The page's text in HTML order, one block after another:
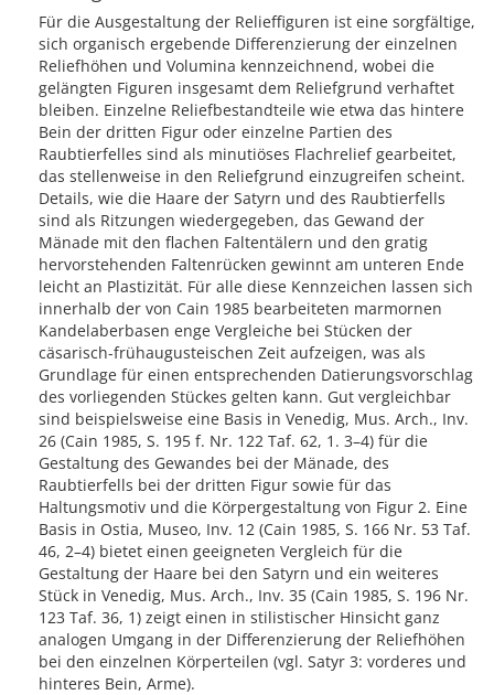
Für die Ausgestaltung der Relieffiguren ist eine sorgfältige,
sich organisch ergebende Differenzierung der einzelnen
Reliefhöhen und Volumina kennzeichnend, wobei die
gelängten Figuren insgesamt dem Reliefgrund verhaftet
bleiben. Einzelne Reliefbestandteile wie etwa das hintere
Bein der dritten Figur oder einzelne Partien des
Raubtierfelles sind als minutiöses Flachrelief gearbeitet,
das stellenweise in den Reliefgrund einzugreifen scheint.
Details, wie die Haare der Satyrn und des Raubtierfells
sind als Ritzungen wiedergegeben, das Gewand der
Mänade mit den flachen Faltentälern und den gratig
hervorstehenden Faltenrücken gewinnt am unteren Ende
leicht an Plastizität. Für alle diese Kennzeichen lassen sich
innerhalb der von Cain 1985 bearbeiteten marmornen
Kandelaberbasen enge Vergleiche bei Stücken der
cäsarisch-frühaugusteischen Zeit aufzeigen, was als
Grundlage für einen entsprechenden Datierungsvorschlag
des vorliegenden Stückes gelten kann. Gut vergleichbar
sind beispielsweise eine Basis in Venedig, Mus. Arch., Inv.
26 (Cain 1985, S. 195 f. Nr. 122 Taf. 62, 1. 3–4) für die
Gestaltung des Gewandes bei der Mänade, des
Raubtierfells bei der dritten Figur sowie für das
Haltungsmotiv und die Körpergestaltung von Figur 2. Eine
Basis in Ostia, Museo, Inv. 12 (Cain 1985, S. 166 Nr. 53 Taf.
46, 2–4) bietet einen geeigneten Vergleich für die
Gestaltung der Haare bei den Satyrn und ein weiteres
Stück in Venedig, Mus. Arch., Inv. 35 (Cain 1985, S. 196 Nr.
123 Taf. 36, 1) zeigt einen in stilistischer Hinsicht ganz
analogen Umgang in der Differenzierung der Reliefhöhen
bei den einzelnen Körperteilen (vgl. Satyr 3: vorderes und
hinteres Bein, Arme).